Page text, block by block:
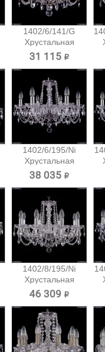
1402/6/141/G
Хрустальная
подвесная...
31 115 ₽
1402/6/195/Ni
Хрустальная
подвесная...
38 035 ₽
1402/8/195/Ni
Хрустальная
подвесная...
46 309 ₽